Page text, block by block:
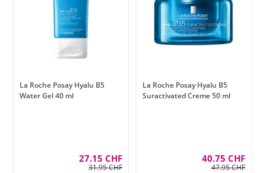
La Roche Posay Hyalu B5
Water Gel 40 ml
27.15 CHF
31.95 CHF
La Roche Posay Hyalu B5
Suractivated Creme 50 ml
40.75 CHF
47.95 CHF